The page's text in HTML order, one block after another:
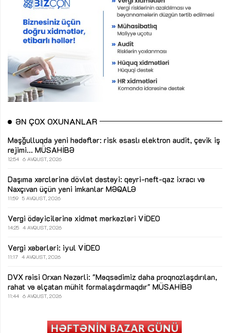
ƏN ÇOX OXUNANLAR
Məşğulluqda yeni hədəflər: risk əsaslı elektron audit, çevik iş
rejimi... MÜSAHİBƏ
12:54 6 AVQUST, 2026
Daşıma xərclərinə dövlət dəstəyi: qeyri-neft-qaz ixracı və
Naxçıvan üçün yeni imkanlar MƏQALƏ
11:59 5 AVQUST, 2026
Vergi ödəyicilərinə xidmət mərkəzləri VİDEO
14:25 4 AVQUST, 2026
Vergi xəbərləri: iyul VİDEO
11:17 4 AVQUST, 2026
DVX rəisi Orxan Nəzərli: "Məqsədimiz daha proqnozlaşdırılan,
rahat və əlçatan mühit formalaşdırmaqdır" MÜSAHİBƏ
11:44 6 AVQUST, 2026